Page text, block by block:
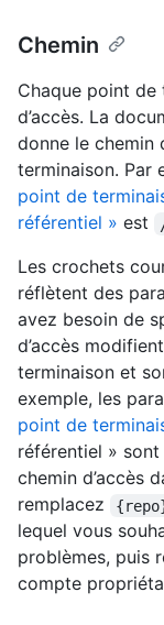
Chemin
Chaque point de
d’accès. La
donne le chemin
terminaison. Par
point de
référentiel » est
Les crochets
réflètent des
avez besoin de
d’accès
terminaison et
exemple, les
point de
référentiel » sont
chemin d’accès
remplacez
lequel vous
problèmes, puis
compte